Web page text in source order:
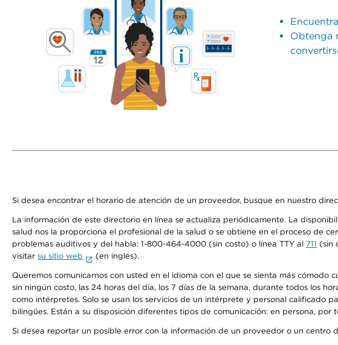
Obtenga
Si desea encontrar el horario de atención de un proveedor, busque en nuestro
La información de este directorio en línea se actualiza periódicamente. La
salud nos la proporciona el profesional de la salud o se obtiene en el proceso de
problemas auditivos y del habla: 1-800-464-4000 (sin costo) o línea TTY al 711 (sin
visitar su sitio web (en inglés).
Queremos comunicarnos con usted en el idioma con el que se sienta más
sin ningún costo, las 24 horas del día, los 7 días de la semana, durante todos los
como intérpretes. Solo se usan los servicios de un intérprete y personal calificado
bilingües. Están a su disposición diferentes tipos de comunicación: en persona, por
Si desea reportar un posible error con la información de un proveedor o un centro